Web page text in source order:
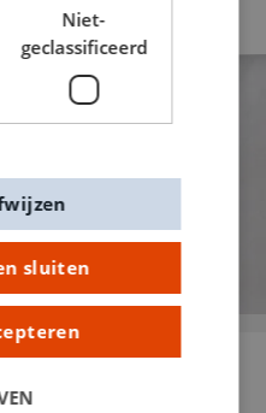
Niet-
geclassificeerd
sluiten